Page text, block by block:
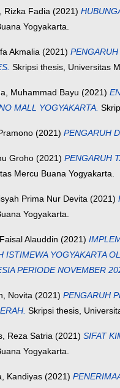
Rizka Fadia (2021)
Yogyakarta.
Akmalia (2021)
Skripsi thesis, Universitas
Muhammad Bayu (2021)
MALL YOGYAKARTA.
(2021) PENGARUH
Groho (2021) PENGARUH
Mercu Buana Yogyakarta.
Prima Nur Devita (2021)
Yogyakarta.
Alauddin (2021)
ISTIMEWA YOGYAKARTA
PERIODE NOVEMBER
Novita (2021) PENGARUH
Skripsi thesis,
Reza Satria (2021) SIFAT
Yogyakarta.
Kandiyas (2021)